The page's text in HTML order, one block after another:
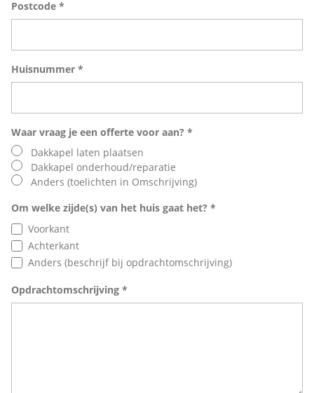
Postcode *
Huisnummer *
Waar vraag je een offerte voor aan? *
Dakkapel laten plaatsen
Dakkapel onderhoud/reparatie
Anders (toelichten in Omschrijving)
Om welke zijde(s) van het huis gaat het? *
Voorkant
Achterkant
Anders (beschrijf bij opdrachtomschrijving)
Opdrachtomschrijving *